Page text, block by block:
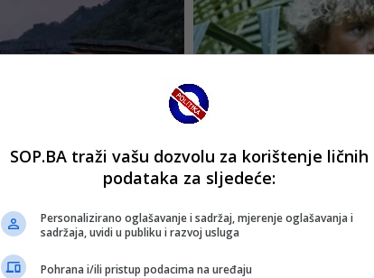
SOP.BA traži vašu dozvolu za korištenje ličnih
podataka za sljedeće:
Personalizirano oglašavanje i sadržaj, mjerenje oglašavanja i
sadržaja, uvidi u publiku i razvoj usluga
Pohrana i/ili pristup podacima na uređaju